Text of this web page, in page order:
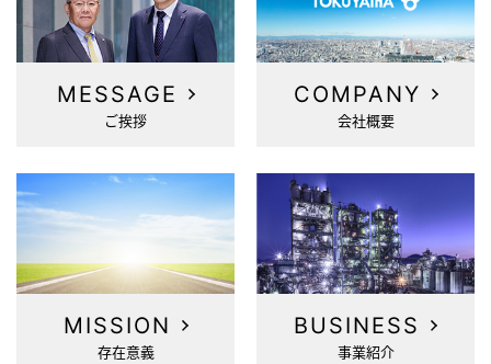
MESSAGE
ご挨拶
COMPANY
会社概要
MISSION
存在意義
BUSINESS
事業紹介